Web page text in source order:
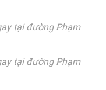
tại đường Phạm
tại đường Phạm